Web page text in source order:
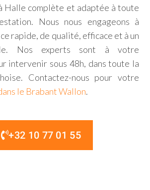
Halle complète et adaptée à toute
Nous nous engageons à
rapide, de qualité, efficace et à un
Nos experts sont à votre
intervenir sous 48h, dans toute la
Contactez-nous pour votre
le Brabant Wallon.
+32 10 77 01 55